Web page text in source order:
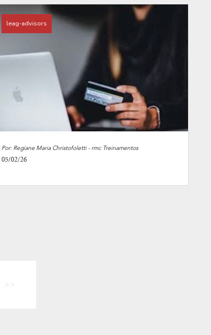
leag-advisors
Por: Regiane Maria Christofoletti - rmc Treinamentos
05/02/26
>>